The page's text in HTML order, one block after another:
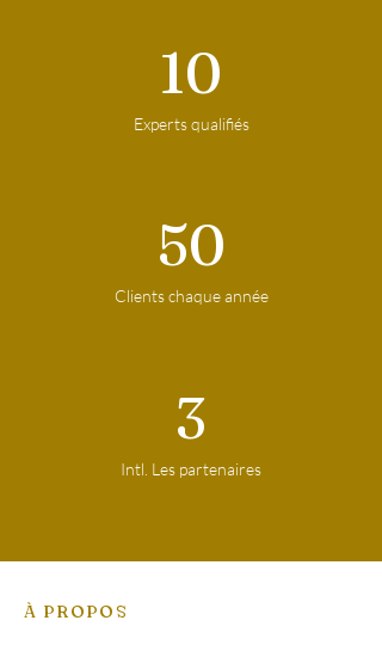
10
Experts qualifiés
50
Clients chaque année
3
Intl. Les partenaires
À PROPOS